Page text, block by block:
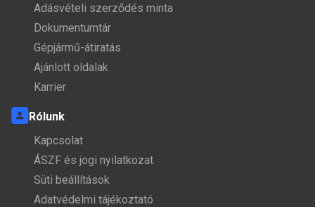
Adásvételi szerződés minta
Dokumentumtár
Gépjármű-átiratás
Ajánlott oldalak
Karrier
Rólunk
Kapcsolat
ÁSZF és jogi nyilatkozat
Süti beállítások
Adatvédelmi tájékoztató